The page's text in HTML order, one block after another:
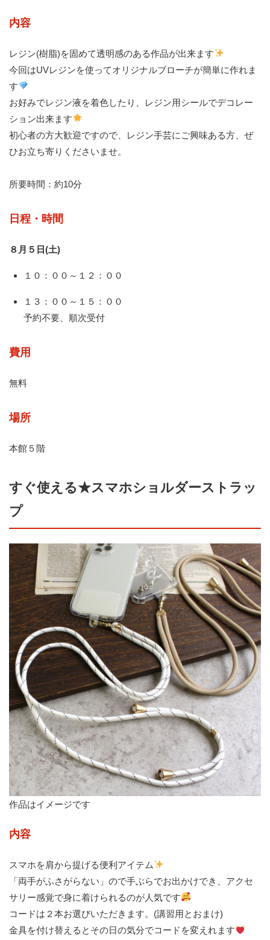
内容
レジン(樹脂)を固めて透明感のある作品が出来ます
今回はUVレジンを使ってオリジナルブローチが簡単に作れま
す
お好みでレジン液を着色したり、レジン用シールでデコレー
ション出来ます
初心者の方大歓迎ですので、レジン手芸にご興味ある方、ぜ
ひお立ち寄りくださいませ。
所要時間：約10分
日程・時間
８月５日(土)
１０：００～１２：００
１３：００～１５：００
予約不要、順次受付
費用
無料
場所
本館５階
すぐ使える★スマホショルダーストラッ
プ
作品はイメージです
内容
スマホを肩から提げる便利アイテム
「両手がふさがらない」ので手ぶらでお出かけでき、アクセ
サリー感覚で身に着けられるのが人気です
コードは２本お選びいただきます。(講習用とおまけ)
金具を付け替えるとその日の気分でコードを変えれます